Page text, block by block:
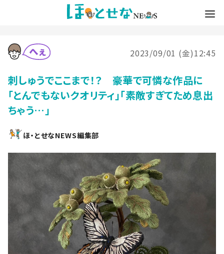
2023/09/01 (金)12:45
刺しゅうでここまで！？ 豪華で可憐な作品に
「とんでもないクオリティ」「素敵すぎてため息出
ちゃう…」
ほ・とせなNEWS編集部